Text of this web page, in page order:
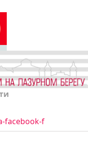
facebook-f